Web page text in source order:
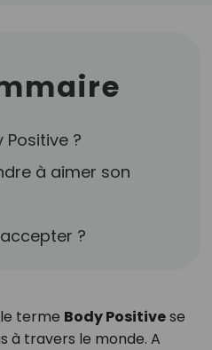
Positive ?
à aimer son
?
terme Body Positivese
à travers le monde. A